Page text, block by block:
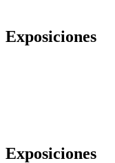
Exposiciones
Exposiciones